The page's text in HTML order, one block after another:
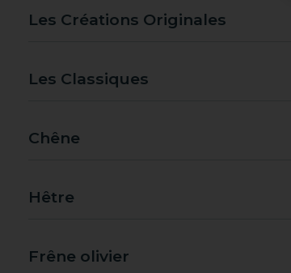
Les Créations Originales
Les Classiques
Chêne
Hêtre
Frêne olivier